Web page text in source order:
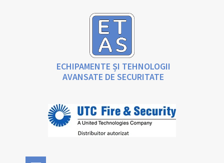
ECHIPAMENTE ȘI TEHNOLOGII
AVANSATE DE SECURITATE